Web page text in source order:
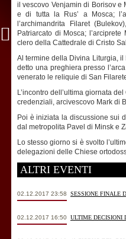
il vescovo Venjamin di Borisov e
e di tutta la Rus’ a Mosca;
l’archimandrita Filaret
Patriarcato di Mosca;
clero della Cattedrale di Cristo
Al termine della Divina Liturgia,
detto una preghiera presso
venerato le reliquie di San
L’incontro dell’ultima giornata
credenziali, arcivescovo Mark di
Poi è iniziata la discussione sui
dal metropolita Pavel di Minsk e
Lo stesso giorno si è svolto
delegazioni delle Chiese
ALTRI EVENTI
02.12.2017 23:58 SESSIONE FINALE
02.12.2017 16:50 ULTIME DECISIONI